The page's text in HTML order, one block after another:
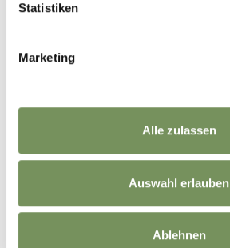
Statistiken
Marketing
Alle zulassen
Auswahl erlauben
Ablehnen
39015 St. Leonhard in Passeier
info@museum.passeier.it